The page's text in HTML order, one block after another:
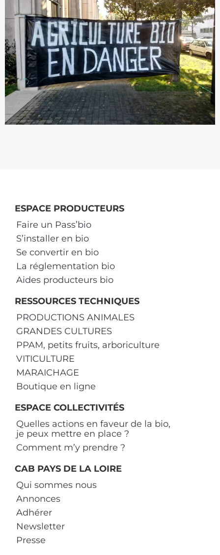
ESPACE PRODUCTEURS
Faire un Pass’bio
S’installer en bio
Se convertir en bio
La réglementation bio
Aides producteurs bio
RESSOURCES TECHNIQUES
PRODUCTIONS ANIMALES
GRANDES CULTURES
PPAM, petits fruits, arboriculture
VITICULTURE
MARAICHAGE
Boutique en ligne
ESPACE COLLECTIVITÉS
Quelles actions en faveur de la bio,
je peux mettre en place ?
Comment m’y prendre ?
CAB PAYS DE LA LOIRE
Qui sommes nous
Annonces
Adhérer
Newsletter
Presse